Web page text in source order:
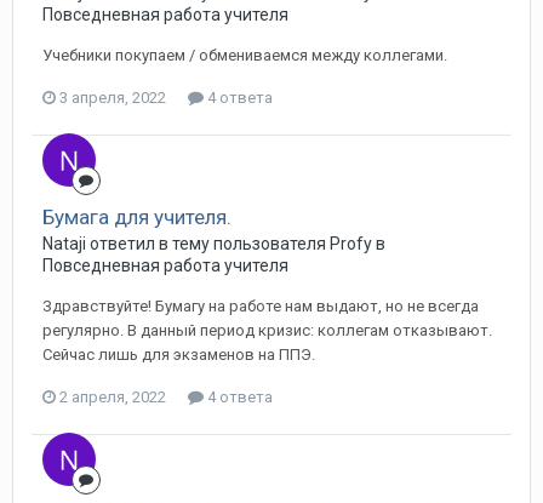
Повседневная работа учителя
Учебники покупаем / обмениваемся между коллегами.
3 апреля, 2022 4 ответа
Бумага для учителя.
Nataji ответил в тему пользователя Profy в
Повседневная работа учителя
Здравствуйте! Бумагу на работе нам выдают, но не всегда
регулярно. В данный период кризис: коллегам отказывают.
Сейчас лишь для экзаменов на ППЭ.
2 апреля, 2022 4 ответа